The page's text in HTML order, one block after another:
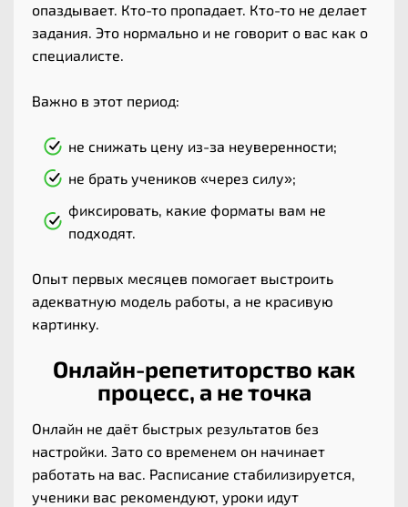
опаздывает. Кто-то пропадает. Кто-то не делает
задания. Это нормально и не говорит о вас как о
специалисте.
Важно в этот период:
не снижать цену из-за неуверенности;
не брать учеников «через силу»;
фиксировать, какие форматы вам не
подходят.
Опыт первых месяцев помогает выстроить
адекватную модель работы, а не красивую
картинку.
Онлайн-репетиторство как
процесс, а не точка
Онлайн не даёт быстрых результатов без
настройки. Зато со временем он начинает
работать на вас. Расписание стабилизируется,
ученики вас рекомендуют, уроки идут